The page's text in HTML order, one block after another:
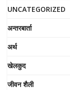
UNCATEGORIZED
अन्तरबार्ता
अर्थ
खेलकुद
जीवन शैली